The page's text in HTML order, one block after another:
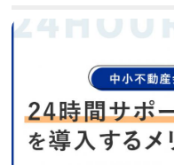
今回の記事では、GA4の基本
戦略の最適化、不動産業界に
を解説します。これからGA4
にとって、実践的な情報とな